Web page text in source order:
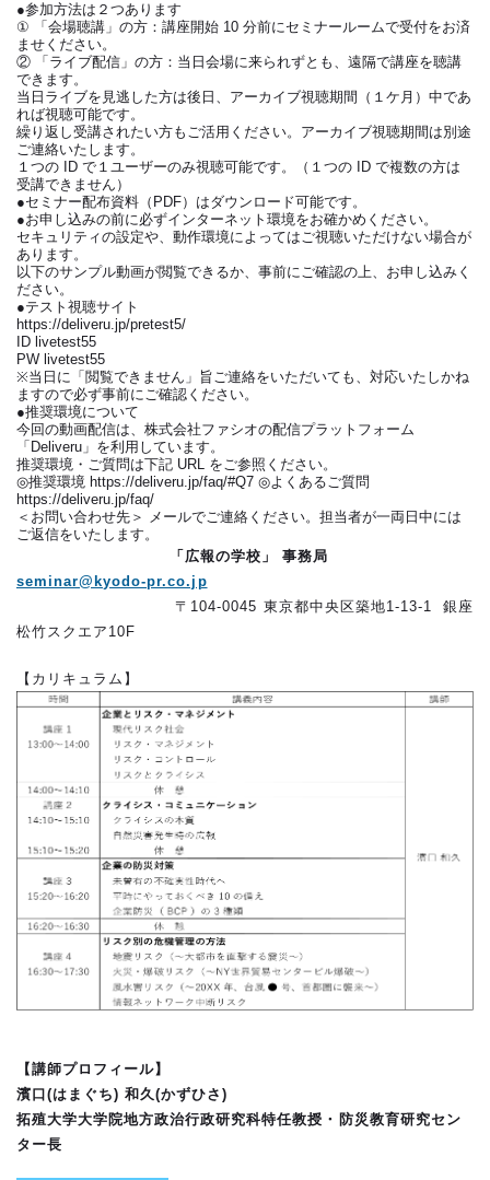
●参加方法は２つあります
① 「会場聴講」の方：講座開始 10 分前にセミナールームで受付をお済
ませください。
② 「ライブ配信」の方：当日会場に来られずとも、遠隔で講座を聴講
できます。
当日ライブを見逃した方は後日、アーカイブ視聴期間（１ケ月）中であ
れば視聴可能です。
繰り返し受講されたい方もご活用ください。アーカイブ視聴期間は別途
ご連絡いたします。
１つの ID で１ユーザーのみ視聴可能です。（１つの ID で複数の方は
受講できません）
●セミナー配布資料（PDF）はダウンロード可能です。
●お申し込みの前に必ずインターネット環境をお確かめください。
セキュリティの設定や、動作環境によってはご視聴いただけない場合が
あります。
以下のサンプル動画が閲覧できるか、事前にご確認の上、お申し込みく
ださい。
●テスト視聴サイト
https://deliveru.jp/pretest5/
ID livetest55
PW livetest55
※当日に「閲覧できません」旨ご連絡をいただいても、対応いたしかね
ますので必ず事前にご確認ください。
●推奨環境について
今回の動画配信は、株式会社ファシオの配信プラットフォーム
「Deliveru」を利用しています。
推奨環境・ご質問は下記 URL をご参照ください。
◎推奨環境 https://deliveru.jp/faq/#Q7 ◎よくあるご質問
https://deliveru.jp/faq/
＜お問い合わせ先＞ メールでご連絡ください。担当者が一両日中には
ご返信をいたします。
「広報の学校」 事務局
seminar@kyodo-pr.co.jp
〒104-0045 東京都中央区築地1-13-1 銀座
松竹スクエア10F
【カリキュラム】
【講師プロフィール】
濱口(はまぐち) 和久(かずひさ)
拓殖大学大学院地方政治行政研究科特任教授・防災教育研究セン
ター長